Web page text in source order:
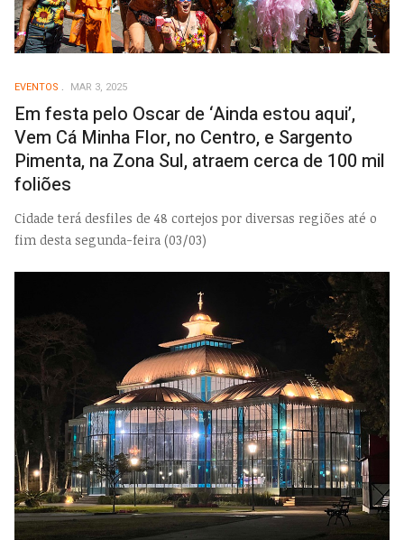
EVENTOS MAR 3, 2025
Em festa pelo Oscar de ‘Ainda estou aqui’,
Vem Cá Minha Flor, no Centro, e Sargento
Pimenta, na Zona Sul, atraem cerca de 100 mil
foliões
Cidade terá desfiles de 48 cortejos por diversas regiões até o
fim desta segunda-feira (03/03)